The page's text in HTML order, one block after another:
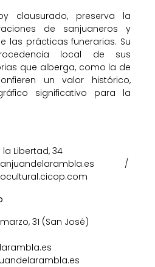
clausurado, preserva la
de sanjuaneros y
las prácticas funerarias. Su
local de sus
que alberga, como la de
un valor histórico,
significativo para la
Libertad, 34
/
31 (San José)